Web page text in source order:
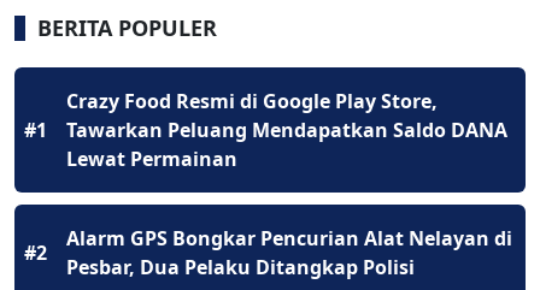
BERITA POPULER
#1
Crazy Food Resmi di Google Play Store,
Tawarkan Peluang Mendapatkan Saldo DANA
Lewat Permainan
#2
Alarm GPS Bongkar Pencurian Alat Nelayan di
Pesbar, Dua Pelaku Ditangkap Polisi